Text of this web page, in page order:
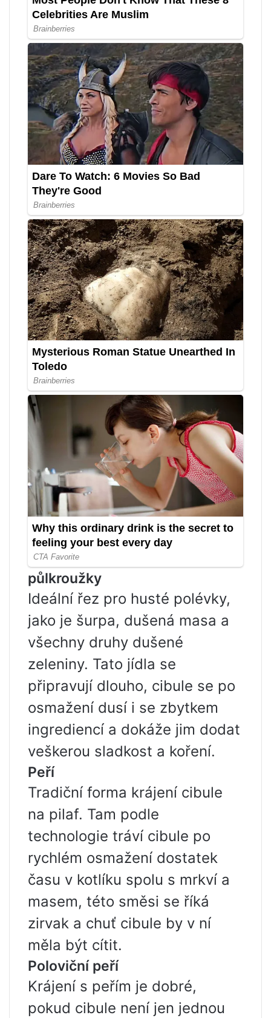
půlkroužky
Ideální řez pro husté polévky,
jako je šurpa, dušená masa a
všechny druhy dušené
zeleniny. Tato jídla se
připravují dlouho, cibule se po
osmažení dusí i se zbytkem
ingrediencí a dokáže jim dodat
veškerou sladkost a koření.
Peří
Tradiční forma krájení cibule
na pilaf. Tam podle
technologie tráví cibule po
rychlém osmažení dostatek
času v kotlíku spolu s mrkví a
masem, této směsi se říká
zirvak a chuť cibule by v ní
měla být cítit.
Poloviční peří
Krájení s peřím je dobré,
pokud cibule není jen jednou